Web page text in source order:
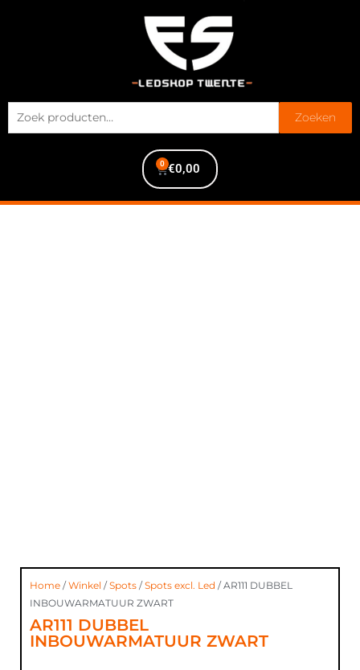
Zoeken
€0,00
0
Home /Winkel /Spots /Spots excl. Led / AR111 DUBBEL
INBOUWARMATUUR ZWART
AR111 DUBBEL
INBOUWARMATUUR ZWART